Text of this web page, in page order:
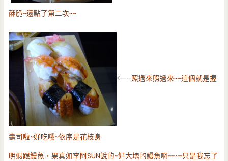
酥脆~還點了第二次~~
<—–照過來照過來~~這個就是握
壽司啦~好吃哦~依序是花枝身
明蝦跟鰻魚，果真如李阿SUN說的~好大塊的鰻魚啊~~~~只是我忘了